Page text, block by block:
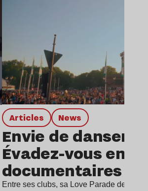
Articles news
Envie de danser à
Évadez-vous en
documentaires
Entre ses clubs, sa Love Parade